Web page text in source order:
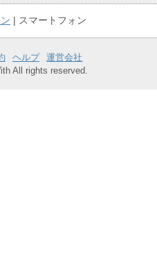
スマートフォン
ヘルプ
運営会社
All rights reserved.